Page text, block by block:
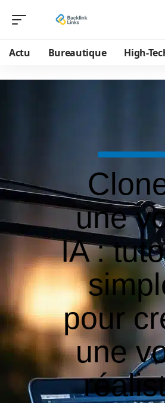
Actu Bureautique High-
une
IA :
pour
une